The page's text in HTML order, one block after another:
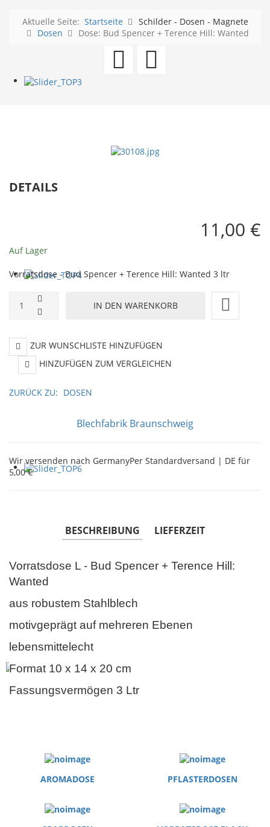
Aktuelle Seite: Startseite
Schilder - Dosen - Magnete
Dosen
Dose: Bud Spencer + Terence Hill: Wanted
Tweety
Dose
DETAILS
11,00 €
Auf Lager
Vorratsdose - Bud Spencer + Terence Hill: Wanted 3 ltr
ZUR WUNSCHLISTE HINZUFÜGEN
HINZUFÜGEN ZUM VERGLEICHEN
ZURÜCK ZU: DOSEN
Blechfabrik Braunschweig
Wir versenden nach GermanyPer Standardversand | DE für
5,00 €
BESCHREIBUNG LIEFERZEIT
Vorratsdose L - Bud Spencer + Terence Hill:
Wanted
aus robustem Stahlblech
motivgeprägt auf mehreren Ebenen
lebensmittelecht
Format 10 x 14 x 20 cm
Fassungsvermögen 3 Ltr
AROMADOSE PFLASTERDOSEN